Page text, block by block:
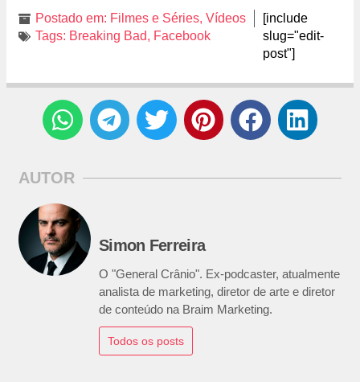
Postado em: Filmes e Séries, Vídeos
Tags: Breaking Bad, Facebook
[include
slug="edit-
post"]
AUTOR
Simon Ferreira
O "General Crânio". Ex-podcaster, atualmente
analista de marketing, diretor de arte e diretor
de conteúdo na Braim Marketing.
Todos os posts